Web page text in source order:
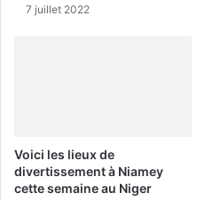
7 juillet 2022
Voici les lieux de
divertissement à Niamey
cette semaine au Niger